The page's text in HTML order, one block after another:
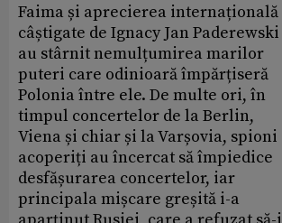
Faima și aprecierea internațională
câștigate de Ignacy Jan Paderewski
au stârnit nemulțumirea marilor
puteri care odinioară împărțiseră
Polonia între ele. De multe ori, în
timpul concertelor de la Berlin,
Viena și chiar și la Varșovia, spioni
acoperiți au încercat să împiedice
desfășurarea concertelor, iar
principala mișcare greșită i-a